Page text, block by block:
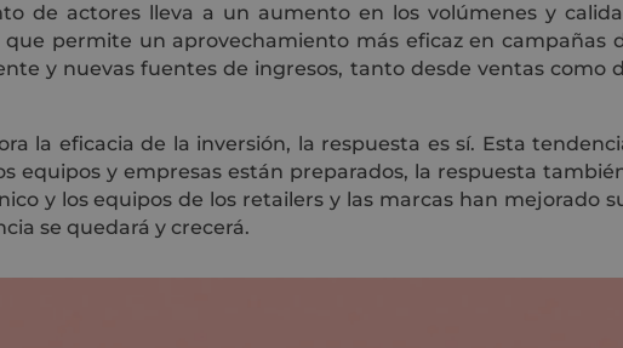
de actores lleva a un aumento en los volúmenes y
permite un aprovechamiento más eficaz en campañas
y nuevas fuentes de ingresos, tanto desde ventas como
la eficacia de la inversión, la respuesta es sí. Esta
equipos y empresas están preparados, la respuesta
y los equipos de los retailers y las marcas han mejorado
se quedará y crecerá.